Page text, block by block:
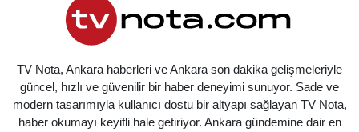
TV Nota, Ankara haberleri ve Ankara son dakika gelişmeleriyle
güncel, hızlı ve güvenilir bir haber deneyimi sunuyor. Sade ve
modern tasarımıyla kullanıcı dostu bir altyapı sağlayan TV Nota,
haber okumayı keyifli hale getiriyor. Ankara gündemine dair en